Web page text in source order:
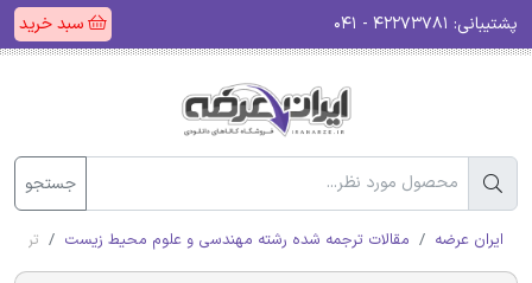
پشتیبانی: سبد خرید
جستجو
ایران عرضه مقالات ترجمه شده رشته مهندسی و علوم محیط زیست